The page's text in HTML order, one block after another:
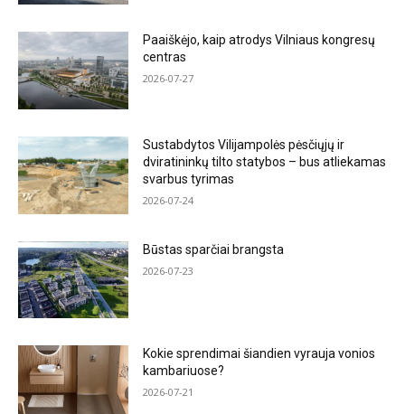
Paaiškėjo, kaip atrodys Vilniaus kongresų
centras
2026-07-27
Sustabdytos Vilijampolės pėsčiųjų ir
dviratininkų tilto statybos – bus atliekamas
svarbus tyrimas
2026-07-24
Būstas sparčiai brangsta
2026-07-23
Kokie sprendimai šiandien vyrauja vonios
kambariuose?
2026-07-21